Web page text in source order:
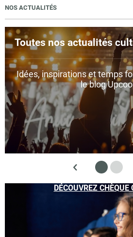
NOS ACTUALITÉS
Toutes nos actualités
Idées, inspirations et temps
le blog
DÉCOUVREZ CHÈQUE